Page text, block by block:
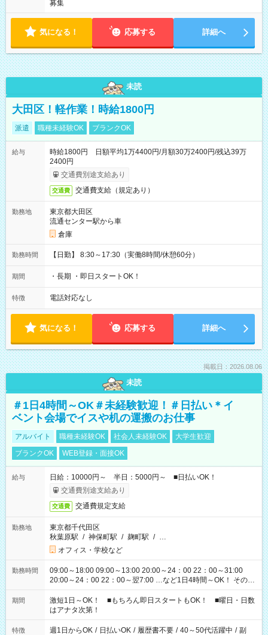
募集
気になる！ 応募する 詳細へ
未読
大田区！軽作業！時給1800円
派遣 職種未経験OK ブランクOK
給与
時給1800円 日額平均1万4400円/月額30万2400円/残込39万
2400円
交通費別途支給あり
交通費 交通費支給（規定あり）
勤務地
東京都大田区
流通センター駅から車
倉庫
勤務時間 【日勤】 8:30～17:30（実働8時間/休憩60分）
期間 ・長期 ・即日スタートOK！
特徴 電話対応なし
気になる！ 応募する 詳細へ
掲載日：2026.08.06
未読
＃1日4時間～OK＃未経験歓迎！＃日払い＊イ
ベント会場でイスや机の運搬のお仕事
アルバイト 職種未経験OK 社会人未経験OK
大学生歓迎
ブランクOK
WEB登録・面接OK
給与
日給：10000円～ 半日：5000円～ ■日払いOK！
交通費別途支給あり
交通費 交通費規定支給
勤務地
東京都千代田区
秋葉原駅 / 神保町駅 / 麹町駅 / …
オフィス・学校など
勤務時間
09:00～18:00 09:00～13:00 20:00～24：00 22：00～31:00
20:00～24：00 22：00～翌7:00 …など1日4時間～OK！ その他
シフトもございます！ お気軽にご相談ください！
期間
激短1日～OK！ ■もちろん即日スタートもOK！ ■曜日・日数
はアナタ次第！
特徴 週1日からOK / 日払いOK / 履歴書不要 / 40～50代活躍中 / 副